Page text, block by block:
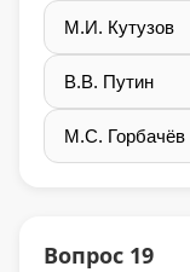
М.И. Кутузов
В.В. Путин
М.С. Горбачёв
Вопрос 19